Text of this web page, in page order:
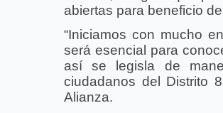
abiertas para beneficio
“Iniciamos con mucho
será esencial para
así se legisla de
ciudadanos del Distrito
Alianza.